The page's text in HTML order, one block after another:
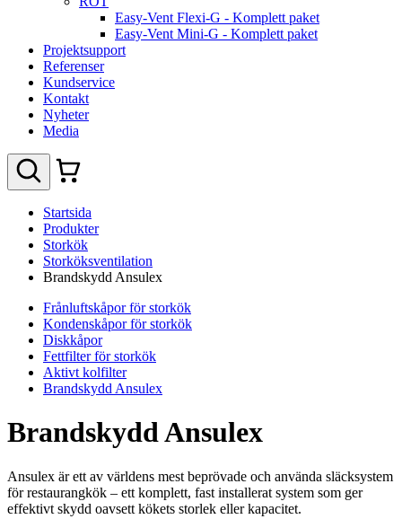
Easy-Vent Flexi-G - Komplett paket
Easy-Vent Mini-G - Komplett paket
Projektsupport
Referenser
Kundservice
Kontakt
Nyheter
Media
Startsida
Produkter
Storkök
Storköksventilation
Brandskydd Ansulex
Frånluftskåpor för storkök
Kondenskåpor för storkök
Diskkåpor
Fettfilter för storkök
Aktivt kolfilter
Brandskydd Ansulex
Brandskydd Ansulex
Ansulex är ett av världens mest beprövade och använda släcksystem
för restaurangkök – ett komplett, fast installerat system som ger
effektivt skydd oavsett kökets storlek eller kapacitet.